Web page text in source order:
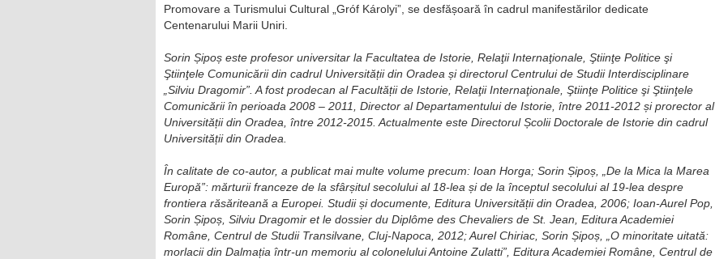
Promovare a Turismului Cultural „Gróf Károlyi”, se desfășoară în cadrul manifestărilor dedicate
Centenarului Marii Uniri.
Sorin Șipoș este profesor universitar la Facultatea de Istorie, Relaţii Internaţionale, Ştiinţe Politice şi
Ştiinţele Comunicării din cadrul Universității din Oradea și directorul Centrului de Studii Interdisciplinare
„Silviu Dragomir”. A fost prodecan al Facultății de Istorie, Relaţii Internaţionale, Ştiinţe Politice şi Ştiinţele
Comunicării în perioada 2008 – 2011, Director al Departamentului de Istorie, între 2011-2012 și prorector al
Universității din Oradea, între 2012-2015. Actualmente este Directorul Școlii Doctorale de Istorie din cadrul
Universității din Oradea.
În calitate de co-autor, a publicat mai multe volume precum: Ioan Horga; Sorin Șipoș, „De la Mica la Marea
Europă”: mărturii franceze de la sfârșitul secolului al 18-lea și de la începtul secolului al 19-lea despre
frontiera răsăriteană a Europei. Studii și documente, Editura Universității din Oradea, 2006; Ioan-Aurel Pop,
Sorin Șipoș, Silviu Dragomir et le dossier du Diplôme des Chevaliers de St. Jean, Editura Academiei
Române, Centrul de Studii Transilvane, Cluj-Napoca, 2012; Aurel Chiriac, Sorin Șipoș, „O minoritate uitată:
morlacii din Dalmația într-un memoriu al colonelului Antoine Zulatti”, Editura Academiei Române, Centrul de